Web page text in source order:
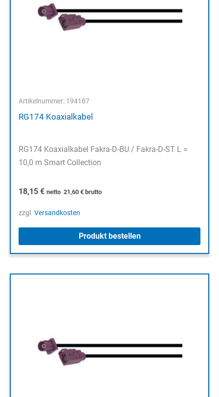
Artikelnummer: 194187
RG174 Koaxialkabel
RG174 Koaxialkabel Fakra-D-BU / Fakra-D-ST L =
10,0 m Smart Collection
18,15 € netto 21,60 € brutto
zzgl. Versandkosten
Produkt bestellen